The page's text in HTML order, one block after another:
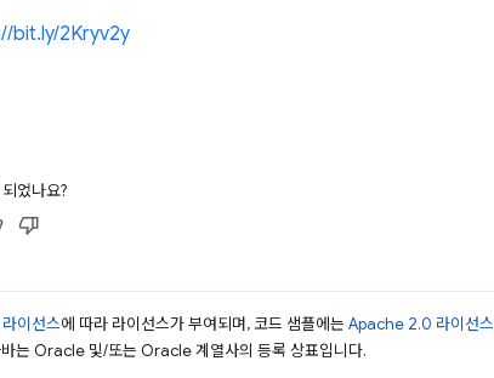
bit.ly/2Kryv2y
었나요?
이선스에 따라 라이선스가 부여되며, 코드 샘플에는 Apache 2.0 라이선스
는 Oracle 및/또는 Oracle 계열사의 등록 상표입니다.